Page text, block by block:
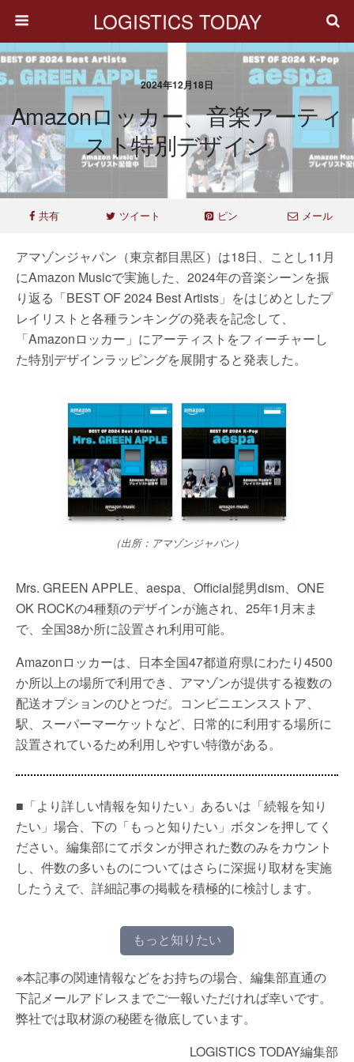
LOGISTICS TODAY
2024年12月18日
Amazonロッカー、音楽アーティ
スト特別デザイン
共有 ツイート ピン メール
アマゾンジャパン（東京都目黒区）は18日、ことし11月
にAmazon Musicで実施した、2024年の音楽シーンを振
り返る「BEST OF 2024 Best Artists」をはじめとしたプ
レイリストと各種ランキングの発表を記念して、
「Amazonロッカー」にアーティストをフィーチャーし
た特別デザインラッピングを展開すると発表した。
（出所：アマゾンジャパン）
Mrs. GREEN APPLE、aespa、Official髭男dism、ONE
OK ROCKの4種類のデザインが施され、25年1月末ま
で、全国38か所に設置され利用可能。
Amazonロッカーは、日本全国47都道府県にわたり4500
か所以上の場所で利用でき、アマゾンが提供する複数の
配送オプションのひとつだ。コンビニエンスストア、
駅、スーパーマーケットなど、日常的に利用する場所に
設置されているため利用しやすい特徴がある。
■「より詳しい情報を知りたい」あるいは「続報を知り
たい」場合、下の「もっと知りたい」ボタンを押してく
ださい。編集部にてボタンが押された数のみをカウント
し、件数の多いものについてはさらに深掘り取材を実施
したうえで、詳細記事の掲載を積極的に検討します。
もっと知りたい
※本記事の関連情報などをお持ちの場合、編集部直通の
下記メールアドレスまでご一報いただければ幸いです。
弊社では取材源の秘匿を徹底しています。
LOGISTICS TODAY編集部